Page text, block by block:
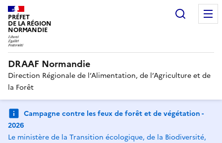
PRÉFET
DE LA RÉGION
NORMANDIE
DRAAF Normandie
Direction Régionale de l’Alimentation, de l’Agriculture et de
la Forêt
Campagne contre les feux de forêt et de végétation -
2026
Le ministère de la Transition écologique, de la Biodiversité,